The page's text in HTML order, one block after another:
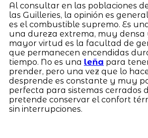
Al consultar en las poblaciones
las Guilleries, la opinión es
es el combustible supremo. Es
una dureza extrema, muy densa
mayor virtud es la facultad de
que permanecen encendidas
tiempo. No es una leña para
prender, pero una vez que lo
desprende es constante y muy
perfecta para sistemas cerrados
pretende conservar el confort
sin interrupciones.